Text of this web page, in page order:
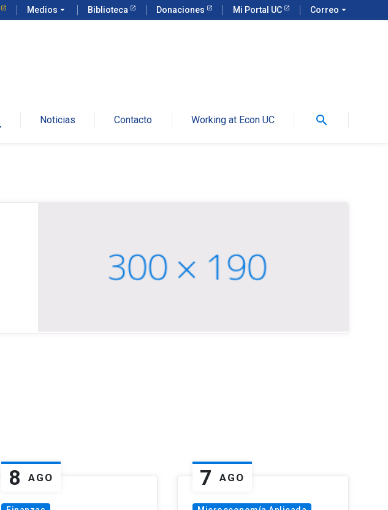
Medios arrow_drop_down Biblioteca Donaciones Mi Portal UC Correo arrow_drop_down
Noticias Contacto Working at Econ UC search
8 AGO 7 AGO